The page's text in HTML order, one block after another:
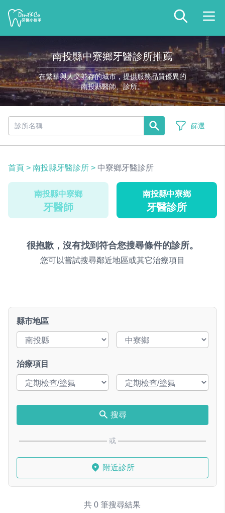
南投縣中寮鄉牙醫診所推薦
在繁華與人文並存的城市，提供服務品質優異的
南投縣醫師、診所。
篩選
首頁 > 南投縣牙醫診所 > 中寮鄉牙醫診所
南投縣中寮鄉
牙醫師
南投縣中寮鄉
牙醫診所
很抱歉，沒有找到符合您搜尋條件的診所。
您可以嘗試搜尋鄰近地區或其它治療項目
縣市地區
治療項目
搜尋
或
附近診所
共 0 筆搜尋結果